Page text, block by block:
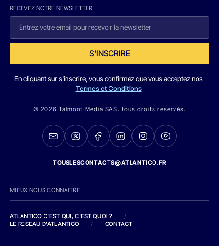
RECEVEZ NOTRE NEWSLETTER
S'INSCRIRE
En cliquant sur s'inscrire, vous confirmez que vous acceptez nos
Termes et Conditions
© 2026 Talmont Media SAS. tous droits réservés.
TOUSLESCONTACTS@ATLANTICO.FR
MIEUX NOUS CONNAITRE
ATLANTICO C'EST QUI, C'EST QUOI ?
/
LE RESEAU D'ATLANTICO
/ CONTACT